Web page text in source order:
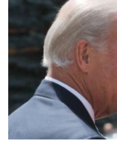
КИТАЙ.ВИКЛИКИ
МУЛЬТИМЕДІА
ФОТО
СПЕЦПРОЄКТИ
ПОДКАСТИ